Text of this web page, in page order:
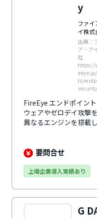
y
ファイ
イ株式
出典：
ア・ア
社
ts/
FireEye エンドポイン
ウェアやゼロデイ攻撃
異なるエンジンを搭載
要問合せ
上場企業導入実績あり
G